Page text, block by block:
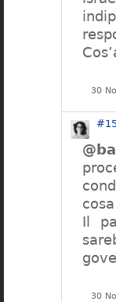
30
#15
Il
30